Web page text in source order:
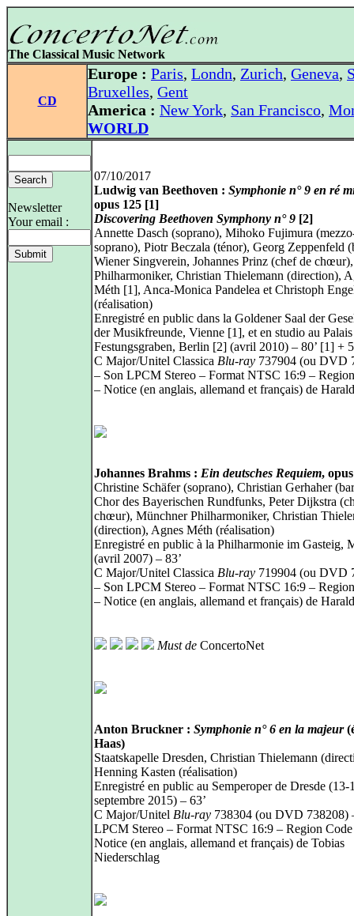
The Classical Music Network
CD
Europe : Paris, Londn, Zurich, Geneva,
Bruxelles, Gent
America : New York, San Francisco,
WORLD
Newsletter
Your email :
07/10/2017
Ludwig van Beethoven : Symphonie n° 9 en ré
opus 125 [1]
Discovering Beethoven Symphony n° 9 [2]
Annette Dasch (soprano), Mihoko Fujimura
soprano), Piotr Beczala (ténor), Georg Zeppenfeld
Wiener Singverein, Johannes Prinz (chef de
Philharmoniker, Christian Thielemann (direction),
Méth [1], Anca-Monica Pandelea et Christoph
(réalisation)
Enregistré en public dans la Goldener Saal der
der Musikfreunde, Vienne [1], et en studio au
Festungsgraben, Berlin [2] (avril 2010) – 80’ [1] +
C Major/Unitel Classica Blu-ray 737904 (ou DVD
– Son LPCM Stereo – Format NTSC 16:9 –
– Notice (en anglais, allemand et français) de
Johannes Brahms : Ein deutsches Requiem,
Christine Schäfer (soprano), Christian Gerhaher
Chor des Bayerischen Rundfunks, Peter Dijkstra
chœur), Münchner Philharmoniker, Christian
(direction), Agnes Méth (réalisation)
Enregistré en public à la Philharmonie im Gasteig,
(avril 2007) – 83’
C Major/Unitel Classica Blu-ray 719904 (ou DVD
– Son LPCM Stereo – Format NTSC 16:9 –
– Notice (en anglais, allemand et français) de
Must de ConcertoNet
Anton Bruckner : Symphonie n° 6 en la majeur
Haas)
Staatskapelle Dresden, Christian Thielemann
Henning Kasten (réalisation)
Enregistré en public au Semperoper de Dresde (13-
septembre 2015) – 63’
C Major/Unitel Blu-ray 738304 (ou DVD 738208)
LPCM Stereo – Format NTSC 16:9 – Region
Notice (en anglais, allemand et français) de Tobias
Niederschlag